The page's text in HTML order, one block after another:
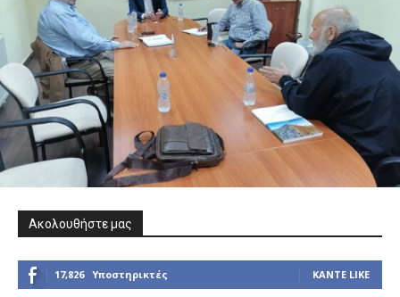
Ακολουθήστε μας
17,826 Υποστηρικτές ΚΆΝΤΕ LIKE